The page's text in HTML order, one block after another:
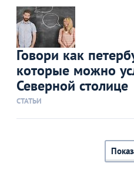
Говори как
которые можно
Северной столице
СТАТЬИ